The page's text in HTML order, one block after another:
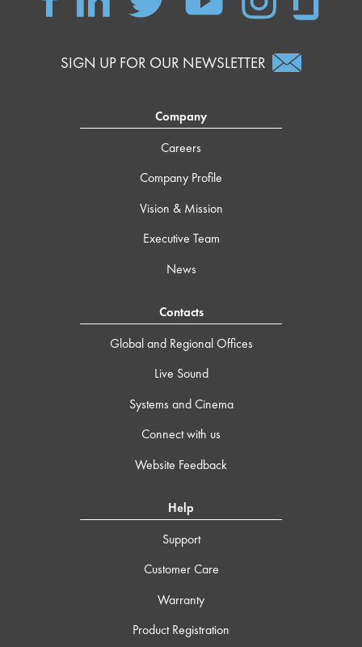
SIGN UP FOR OUR NEWSLETTER
Company
Careers
Company Profile
Vision & Mission
Executive Team
News
Contacts
Global and Regional Offices
Live Sound
Systems and Cinema
Connect with us
Website Feedback
Help
Support
Customer Care
Warranty
Product Registration